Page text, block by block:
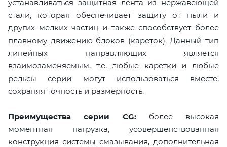
устанавливаться защитная лента из нержавеющей
стали, которая обеспечивает защиту от пыли и
других мелких частиц и также способствует более
плавному движению блоков (кареток). Данный тип
линейных направляющих является
взаимозаменяемым, т.е. любые каретки и любые
рельсы серии могут использоваться вместе,
сохраняя точность и размерность.
Преимущества серии CG:более высокая
моментная нагрузка, усовершенствованная
конструкция системы смазывания, дополнительная